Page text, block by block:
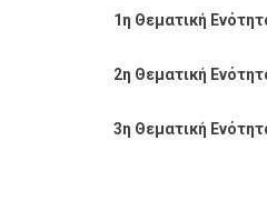
1η Θεματική
2η Θεματική
3η Θεματική